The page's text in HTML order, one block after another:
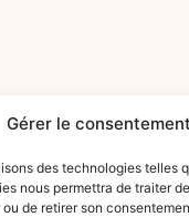
Gérer le
des technologies
nous permettra de traiter
de retirer son